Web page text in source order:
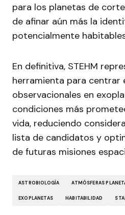
para los planetas de
de afinar aún más la
potencialmente
En definitiva, STEHM
herramienta para centrar
observacionales en
condiciones más
vida, reduciendo
lista de candidatos y
de futuras misiones
ASTROBIOLOGÍA ATMÓSFERAS
EXOPLANETAS HABITABILIDAD